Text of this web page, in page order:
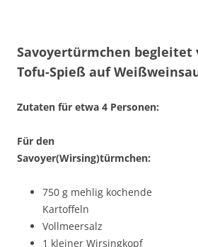
Savoyertürmchen begleitet
Tofu-Spieß auf
Zutaten für etwa 4 Personen:
Für den
Savoyer(Wirsing)türmchen:
750 g mehlig kochende
Kartoffeln
Vollmeersalz
1 kleiner Wirsingkopf